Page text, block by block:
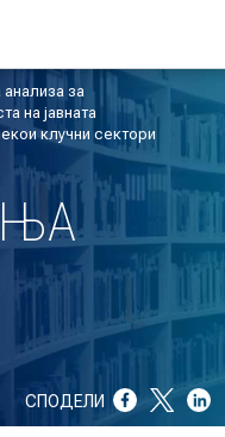
за
на јавната
клучни сектори
СПОДЕЛИ